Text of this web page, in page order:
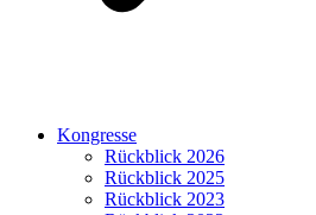
Kongresse
Rückblick 2026
Rückblick 2025
Rückblick 2023